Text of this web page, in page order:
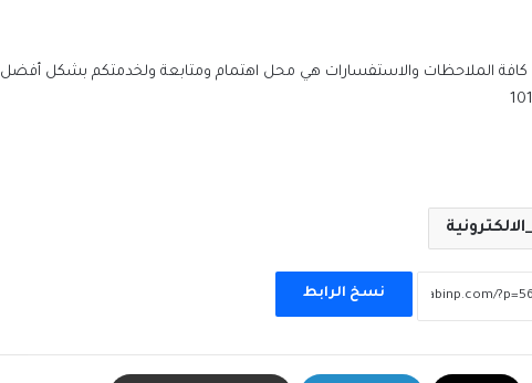
كافة الملاحظات والاستفسارات هي محل اهتمام ومتابعة ولخدمتكم بشكل أفضل
نسخ الرابط